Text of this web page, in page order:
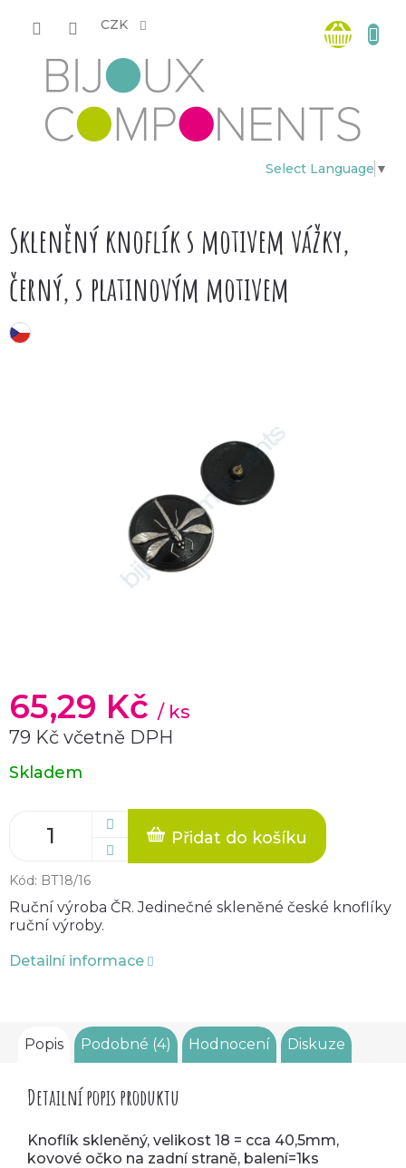
CZK
Select Language ▼
košík
Skleněný knoflík s motivem vážky,
černý, s platinovým motivem
65,29 Kč / ks
79 Kč včetně DPH
Měrná
cena:
Skladem
Přidat do košíku
Kód: BT18/16
Ruční výroba ČR. Jedinečné skleněné české knoflíky
ruční výroby.
Detailní informace
Popis Podobné (4) Hodnocení Diskuze
Detailní popis produktu
Knoflík skleněný, velikost 18 = cca 40,5mm,
kovové očko na zadní straně, balení=1ks